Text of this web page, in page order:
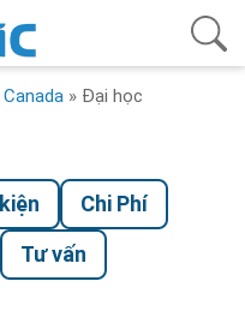
» Đại học
Chi Phí
Tư vấn